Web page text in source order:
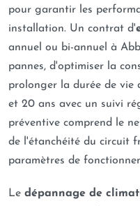
pour garantir les
installation. Un contrat d'
annuel ou bi-annuel à
pannes, d'optimiser la
prolonger la durée de vie
et 20 ans avec un suivi
préventive comprend le
de l'étanchéité du circuit
paramètres de
Le dépannage de